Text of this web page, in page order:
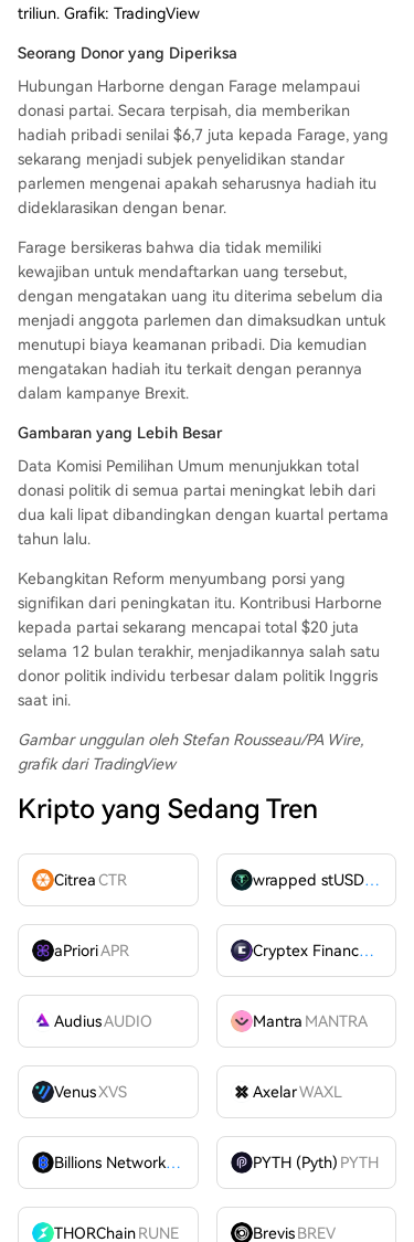
triliun. Grafik: TradingView
Seorang Donor yang Diperiksa
Hubungan Harborne dengan Farage melampaui
donasi partai. Secara terpisah, dia memberikan
hadiah pribadi senilai $6,7 juta kepada Farage, yang
sekarang menjadi subjek penyelidikan standar
parlemen mengenai apakah seharusnya hadiah itu
dideklarasikan dengan benar.
Farage bersikeras bahwa dia tidak memiliki
kewajiban untuk mendaftarkan uang tersebut,
dengan mengatakan uang itu diterima sebelum dia
menjadi anggota parlemen dan dimaksudkan untuk
menutupi biaya keamanan pribadi. Dia kemudian
mengatakan hadiah itu terkait dengan perannya
dalam kampanye Brexit.
Gambaran yang Lebih Besar
Data Komisi Pemilihan Umum menunjukkan total
donasi politik di semua partai meningkat lebih dari
dua kali lipat dibandingkan dengan kuartal pertama
tahun lalu.
Kebangkitan Reform menyumbang porsi yang
signifikan dari peningkatan itu. Kontribusi Harborne
kepada partai sekarang mencapai total $20 juta
selama 12 bulan terakhir, menjadikannya salah satu
donor politik individu terbesar dalam politik Inggris
saat ini.
Gambar unggulan oleh Stefan Rousseau/PA Wire,
grafik dari TradingView
Kripto yang Sedang Tren
CitreaCTR wrapped stUSDT
aPrioriAPR Cryptex FinanceCTX
AudiusAUDIO Mantra MANTRA
VenusXVS AxelarWAXL
Billions Network
BILL PYTH (Pyth) PYTH
THORChainRUNE Brevis BREV